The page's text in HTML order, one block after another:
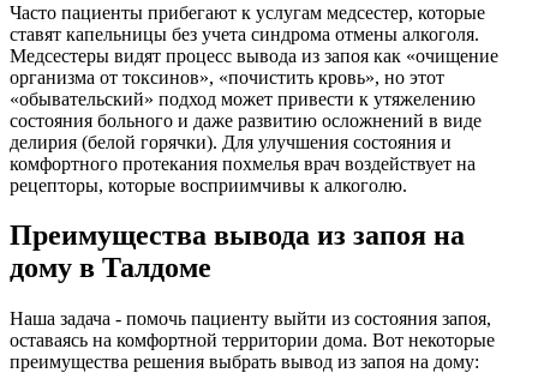
Часто пациенты прибегают к услугам медсестер, которые
ставят капельницы без учета синдрома отмены алкоголя.
Медсестеры видят процесс вывода из запоя как «очищение
организма от токсинов», «почистить кровь», но этот
«обывательский» подход может привести к утяжелению
состояния больного и даже развитию осложнений в виде
делирия (белой горячки). Для улучшения состояния и
комфортного протекания похмелья врач воздействует на
рецепторы, которые восприимчивы к алкоголю.
Преимущества вывода из запоя на
дому в Талдоме
Наша задача - помочь пациенту выйти из состояния запоя,
оставаясь на комфортной территории дома. Вот некоторые
преимущества решения выбрать вывод из запоя на дому: